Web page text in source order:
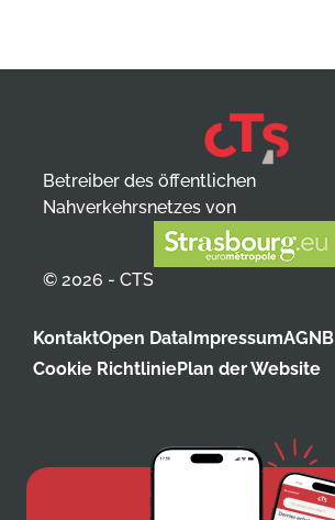
Betreiber des öffentlichen
Nahverkehrsnetzes von
© 2026 - CTS
KontaktOpen DataImpressumAGNB
Cookie RichtliniePlan der Website